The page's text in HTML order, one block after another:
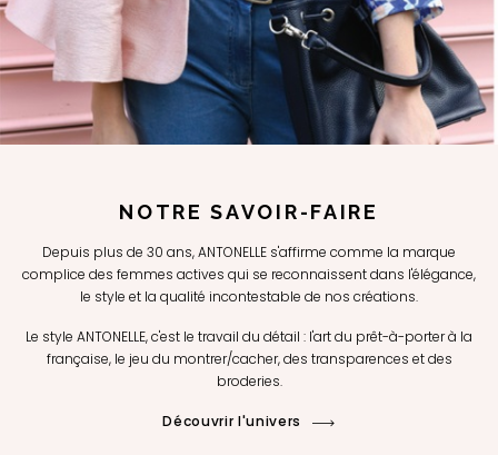
NOTRE SAVOIR-FAIRE
Depuis plus de 30 ans, ANTONELLE s'affirme comme la marque
complice des femmes actives qui se reconnaissent dans l'élégance,
le style et la qualité incontestable de nos créations.
Le style ANTONELLE, c'est le travail du détail : l'art du prêt-à-porter à la
française, le jeu du montrer/cacher, des transparences et des
broderies.
Découvrir l'univers